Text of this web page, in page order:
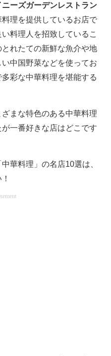
ニーズガーデンレストラン
理を提供しているお店で
料理人を招致しているこ
れたての新鮮な魚介や地
中国野菜などを使ってお
彩な中華料理を堪能する
まな特色のある中華料理
一番好きな店はどこです
華料理」の名店10選は、